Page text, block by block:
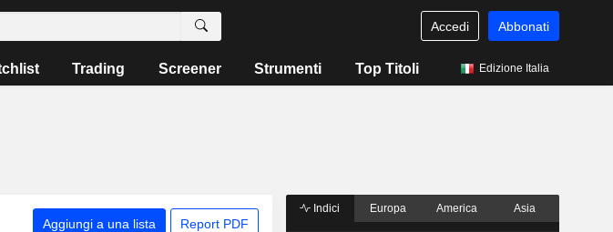
Accedi Abbonati
Trading Screener Strumenti Top Titoli Edizione Italia
Aggiungi a una lista Report PDF
Indici Europa America Asia